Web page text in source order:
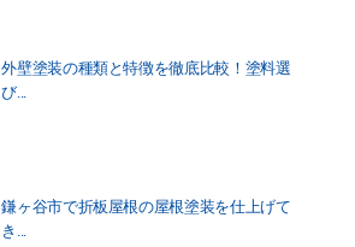
外壁塗装の種類と特徴を徹底比較！塗料選
び...
鎌ヶ谷市で折板屋根の屋根塗装を仕上げて
き...